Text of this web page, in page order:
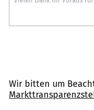
Wir bitten um